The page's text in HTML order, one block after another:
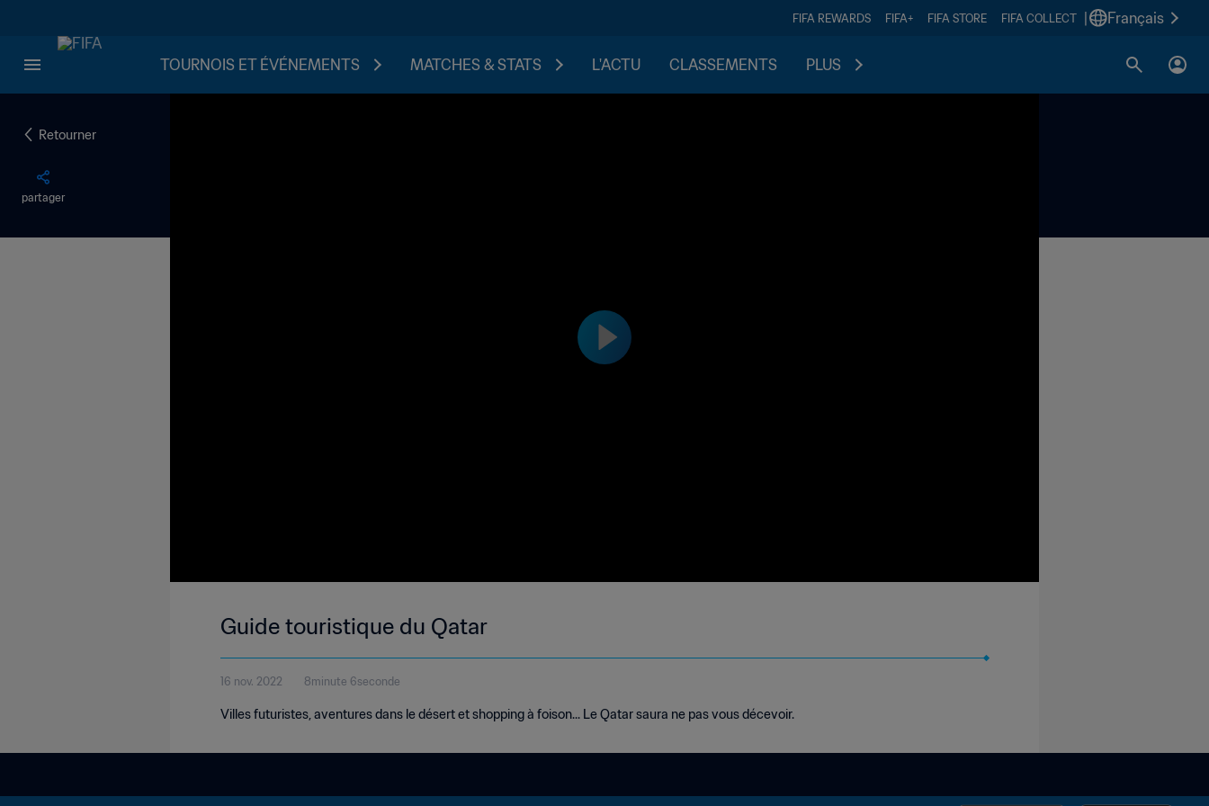
FIFA REWARDS FIFA+ FIFA STORE FIFA COLLECT Français
TOURNOIS ET ÉVÉNEMENTS MATCHES & STATS L'ACTU CLASSEMENTS PLUS
Retourner
partager
Guide touristique du Qatar
16 nov. 2022 8minute 6seconde
Villes futuristes, aventures dans le désert et shopping à foison... Le Qatar saura ne pas vous décevoir.